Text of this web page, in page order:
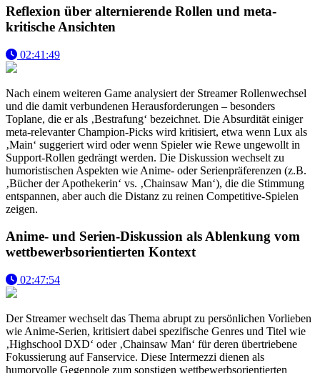
Reflexion über alternierende Rollen und meta-
kritische Ansichten
02:41:49
Nach einem weiteren Game analysiert der Streamer Rollenwechsel
und die damit verbundenen Herausforderungen – besonders
Toplane, die er als ‚Bestrafung‘ bezeichnet. Die Absurdität einiger
meta-relevanter Champion-Picks wird kritisiert, etwa wenn Lux als
‚Main‘ suggeriert wird oder wenn Spieler wie Rewe ungewollt in
Support-Rollen gedrängt werden. Die Diskussion wechselt zu
humoristischen Aspekten wie Anime- oder Serienpräferenzen (z.B.
‚Bücher der Apothekerin‘ vs. ‚Chainsaw Man‘), die die Stimmung
entspannen, aber auch die Distanz zu reinen Competitive-Spielen
zeigen.
Anime- und Serien-Diskussion als Ablenkung vom
wettbewerbsorientierten Kontext
02:47:54
Der Streamer wechselt das Thema abrupt zu persönlichen Vorlieben
wie Anime-Serien, kritisiert dabei spezifische Genres und Titel wie
‚Highschool DXD‘ oder ‚Chainsaw Man‘ für deren übertriebene
Fokussierung auf Fanservice. Diese Intermezzi dienen als
humorvolle Gegenpole zum sonstigen wettbewerbsorientierten